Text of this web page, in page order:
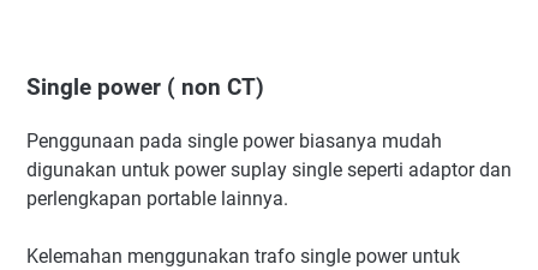
Single power ( non CT)
Penggunaan pada single power biasanya mudah
digunakan untuk power suplay single seperti adaptor dan
perlengkapan portable lainnya.
Kelemahan menggunakan trafo single power untuk